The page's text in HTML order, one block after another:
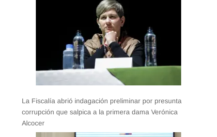
La Fiscalía abrió indagación preliminar por presunta
corrupción que salpica a la primera dama Verónica
Alcocer